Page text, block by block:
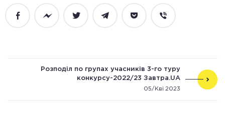
FacebookMessengerTwitter TelegramPocket Viber
Розподіл по групах учасників 3-го туру
конкурсу-2022/23 Завтра.UA
05/Кві 2023